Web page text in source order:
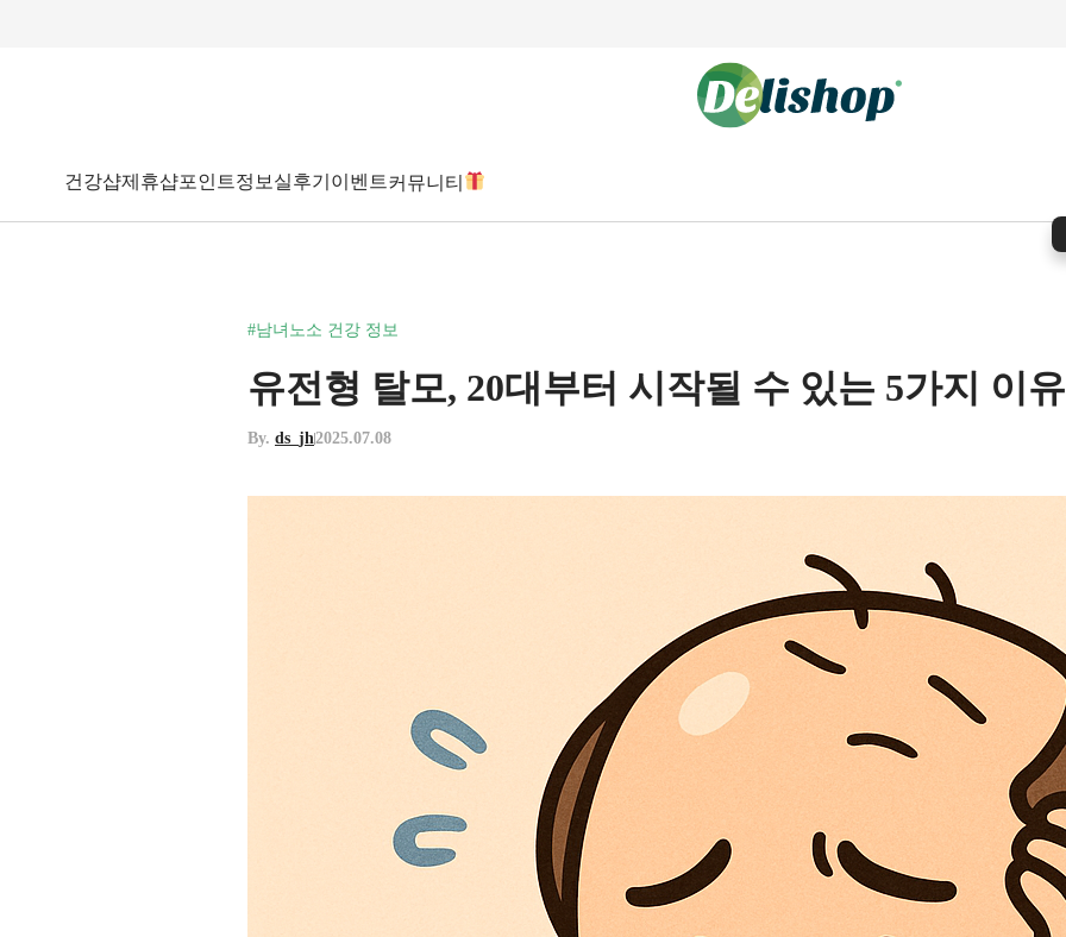
건강샵제휴샵포인트정보실후기 이벤트커뮤니티
#남녀노소 건강 정보
유전형 탈모, 20대부터 시작될 수 있는 5가지 이유
By. ds_jh2025.07.08